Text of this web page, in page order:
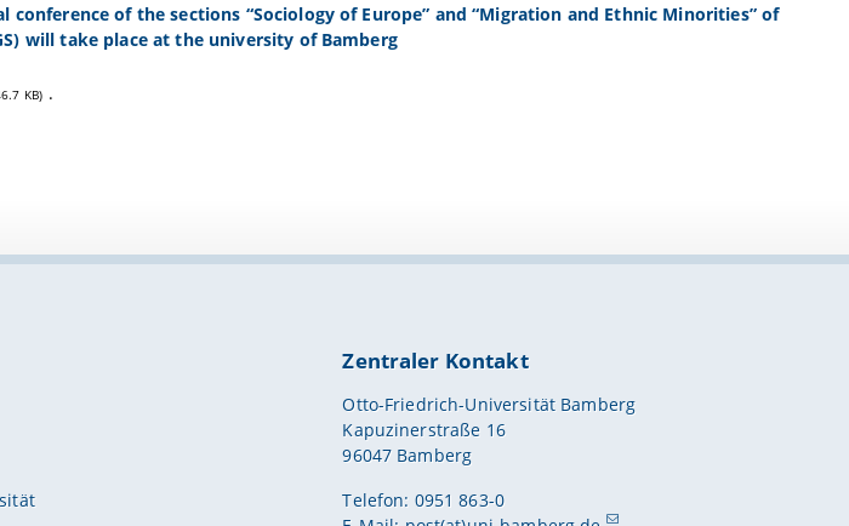
of the sections “Sociology of Europe” and “Migration and Ethnic Minorities” of
will take place at the university of Bamberg
KB) .
Zentraler Kontakt
Otto-Friedrich-Universität Bamberg
Kapuzinerstraße 16
96047 Bamberg
Telefon: 0951 863-0